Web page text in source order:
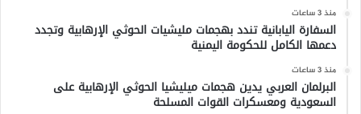
منذ 3 ساعات
السفارة اليابانية تندد بهجمات مليشيات الحوثي الإرهابية وتجدد
دعمها الكامل للحكومة اليمنية
منذ 3 ساعات
البرلمان العربي يدين هجمات ميليشيا الحوثي الإرهابية على
السعودية ومعسكرات القوات المسلحة